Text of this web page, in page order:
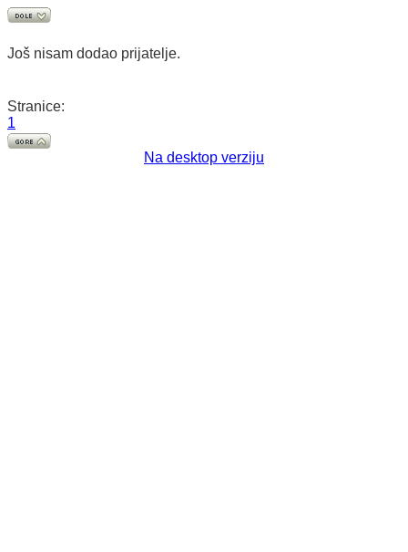
Još nisam dodao prijatelje.
Stranice:
1
Na desktop verziju